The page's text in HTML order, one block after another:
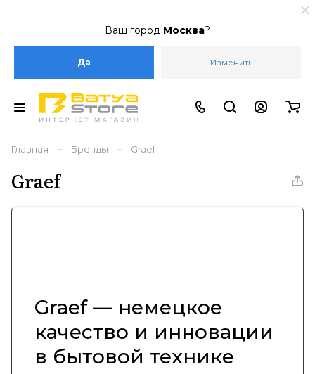
Ваш город Москва?
Да Изменить
Главная – Бренды – Graef
Graef
Graef — немецкое
качество и инновации
в бытовой технике